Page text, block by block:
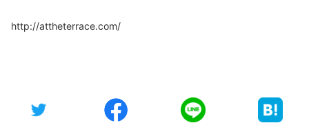
http://attheterrace.com/